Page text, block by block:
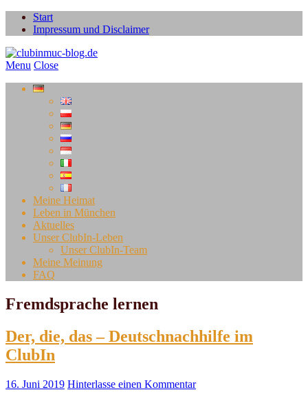
Start
Impressum und Disclaimer
Menu Close
Meine Heimat
Leben in München
Aktuelles
Unser ClubIn-Leben
Unser ClubIn-Team
Meine Meinung
FAQ
Fremdsprache lernen
Der, die, das – Deutschnachhilfe im
ClubIn
16. Juni 2019 Hinterlasse einen Kommentar